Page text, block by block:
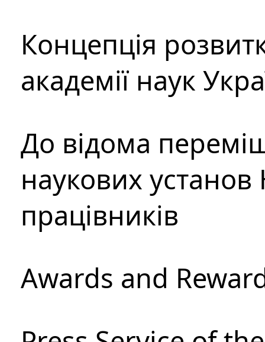
Концепція
академії наук
До відома
наукових установ
працівників
Awards and